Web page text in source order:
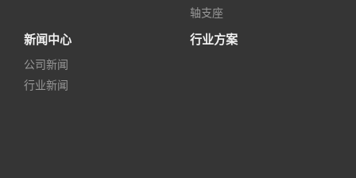
轴支座
新闻中心
公司新闻
行业新闻
行业方案